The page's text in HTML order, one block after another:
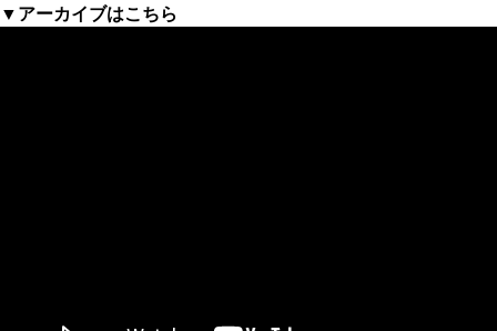
▼アーカイブはこちら